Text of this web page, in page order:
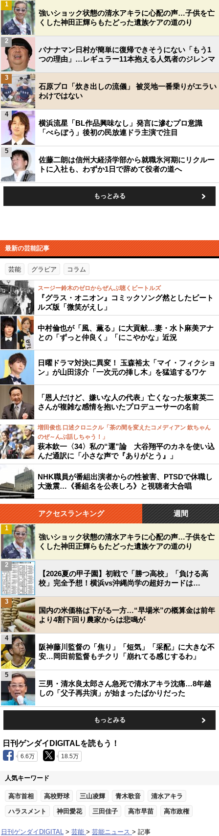
強いショック状態の清水アキラに心配の声…子供を亡
くした神田正輝らもたどった遺族ケアの道のり
1
バナナマン日村が簡単に復帰できそうにない「もう1
つの理由」…レギュラー11本抱える人気者のジレンマ
2
石原プロ「炊き出しの流儀」 被災地一番乗りがエラい
わけではない
3
横浜流星「BL作品興味なし」発言に滲むプロ意識
「べらぼう」後初の民放連ドラ主演で注目
4
佐藤二朗は信州大経済学部から就職氷河期にリクルー
トに入社も、わずか1日で辞めて役者の道へ
5
もっとみる
最新の芸能記事
芸能 グラビア コラム
スージー鈴木のゼロからぜんぶ聴くビートルズ
『グラス・オニオン』コミックソング然としたビート
ルズ版「微笑がえし」
中村倫也が「風、薫る」に大貢献…妻・水卜麻美アナ
との「ずっと仲良く」「にこやかな」近況
日曜ドラマ対決に異変！ 玉森裕太「マイ・フィクショ
ン」が山田涼介「一次元の挿し木」を猛追するワケ
「恩人だけど、嫌いな人の代表」亡くなった板東英二
さんが複雑な感情を抱いたプロデューサーの名前
増田俊也 口述クロニクル「茶の間を変えたコメディアン 欽ちゃん
のぜ～んぶ話しちゃう！」
萩本欽一〈34〉私の“運”論 大谷翔平のカネを使い込
んだ通訳に「小さな声で『ありがとう』」
NHK職員が番組出演者からの性被害、PTSDで休職し
大激震…《番組名を公表しろ》と視聴者大合唱
アクセスランキング 週間
強いショック状態の清水アキラに心配の声…子供を亡
くした神田正輝らもたどった遺族ケアの道のり
1
【2026夏の甲子園】初戦で「勝つ高校」「負ける高
校」完全予想！横浜vs沖縄尚学の超好カードは…
2
国内の米価格は下がる一方…“早場米”の概算金は前年
より4割下回り農家からは悲鳴が
3
阪神藤川監督の「焦り」「短気」「采配」に大きな不
安…岡田前監督もチクリ「崩れてる感じするわ」
4
三男・清水良太郎さん急死で清水アキラ沈痛…8年越
しの「父子再共演」が始まったばかりだった
5
もっとみる
日刊ゲンダイDIGITALを読もう！
6.6万 18.5万
人気キーワード
高市首相 高校野球 三山凌輝 青木歌音 清水アキラ
ハラスメント 神田愛花 三田佳子 高市早苗 高市政権
日刊ゲンダイDIGITAL 芸能 芸能ニュース 記事